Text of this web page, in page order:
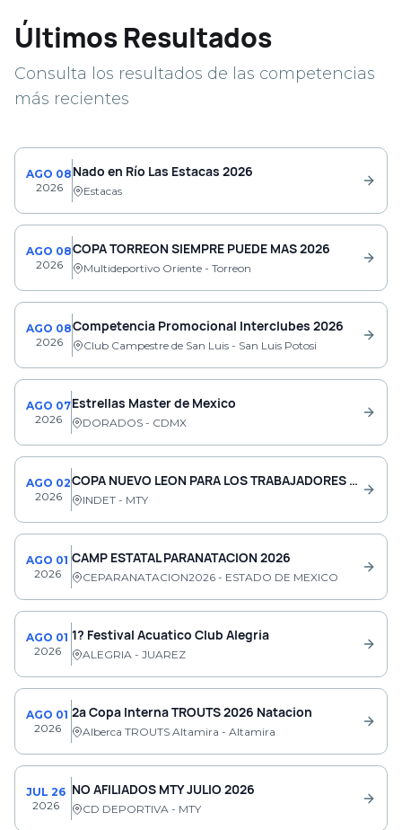
Últimos Resultados
Consulta los resultados de las competencias
más recientes
AGO 08
2026
Nado en Río Las Estacas 2026
Estacas
AGO 08
2026
COPA TORREON SIEMPRE PUEDE MAS 2026
Multideportivo Oriente - Torreon
AGO 08
2026
Competencia Promocional Interclubes 2026
Club Campestre de San Luis - San Luis Potosi
AGO 07
2026
Estrellas Master de Mexico
DORADOS - CDMX
AGO 02
2026
COPA NUEVO LEON PARA LOS TRABAJADORES 2026
INDET - MTY
AGO 01
2026
CAMP ESTATAL PARANATACION 2026
CEPARANATACION2026 - ESTADO DE MEXICO
AGO 01
2026
1? Festival Acuatico Club Alegria
ALEGRIA - JUAREZ
AGO 01
2026
2a Copa Interna TROUTS 2026 Natacion
Alberca TROUTS Altamira - Altamira
JUL 26
2026
NO AFILIADOS MTY JULIO 2026
CD DEPORTIVA - MTY